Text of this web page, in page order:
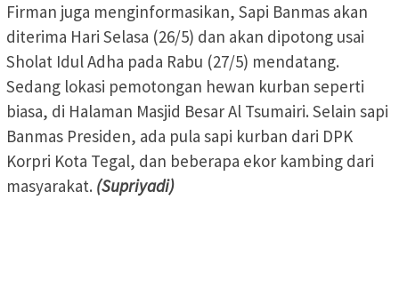
Firman juga menginformasikan, Sapi Banmas akan
diterima Hari Selasa (26/5) dan akan dipotong usai
Sholat Idul Adha pada Rabu (27/5) mendatang.
Sedang lokasi pemotongan hewan kurban seperti
biasa, di Halaman Masjid Besar Al Tsumairi. Selain sapi
Banmas Presiden, ada pula sapi kurban dari DPK
Korpri Kota Tegal, dan beberapa ekor kambing dari
masyarakat. (Supriyadi)